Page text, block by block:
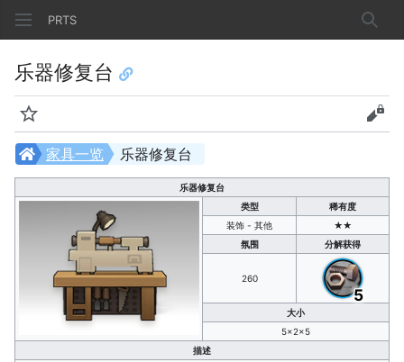
PRTS 搜索
乐器修复台
监视 查看
乐器修复台
家具一览
乐器修复台
类型
稀有度
装饰 - 其他
★★
氛围
分解获得
260
5
大小
5×2×5
描述